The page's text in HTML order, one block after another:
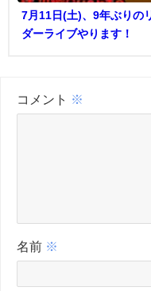
7月11日(土)、9年ぶりの
ダーライブやります！
コメント ※
名前 ※